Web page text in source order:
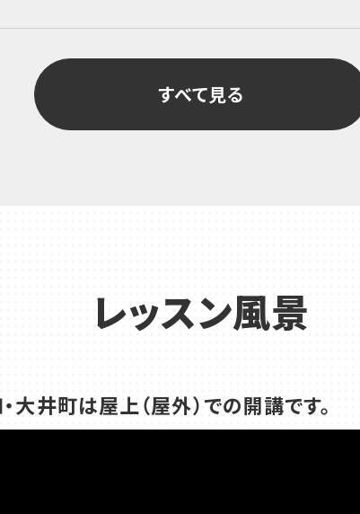
すべて見る
レッスン風景
大井町は屋上（屋外）での開講です。